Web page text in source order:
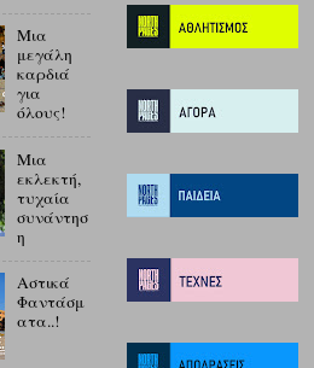
Μια
μεγάλη
καρδιά
για
όλους!
Μια
εκλεκτή,
τυχαία
συνάντησ
η
Αστικά
Φαντάσμ
ατα..!